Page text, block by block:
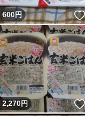
600円
2,270円